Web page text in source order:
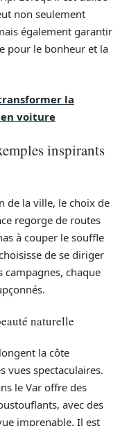
non seulement
également garantir
pour le bonheur et la
la
voiture
inspirants
de la ville, le choix de
regorge de routes
à couper le souffle
de se diriger
campagnes, chaque
naturelle
la côte
vues spectaculaires.
le Var offre des
avec des
imprenable. Il est